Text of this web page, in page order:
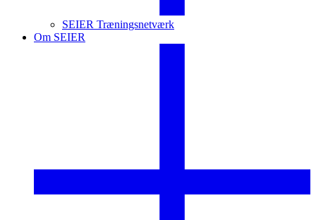
SEIER Træningsnetværk
Om SEIER